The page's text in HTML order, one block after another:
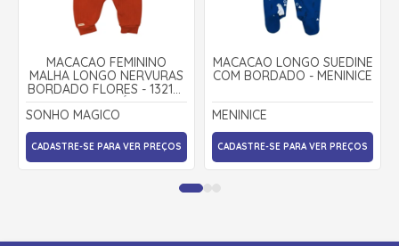
MACACÃO FEMININO
MALHA LONGO NERVURAS
BORDADO FLORES - 132147
- SONHO MÁGICO
SONHO MAGICO
CADASTRE-SE PARA VER PREÇOS
MACACÃO LONGO SUEDINE
COM BORDADO - MENINICE
MENINICE
CADASTRE-SE PARA VER PREÇOS